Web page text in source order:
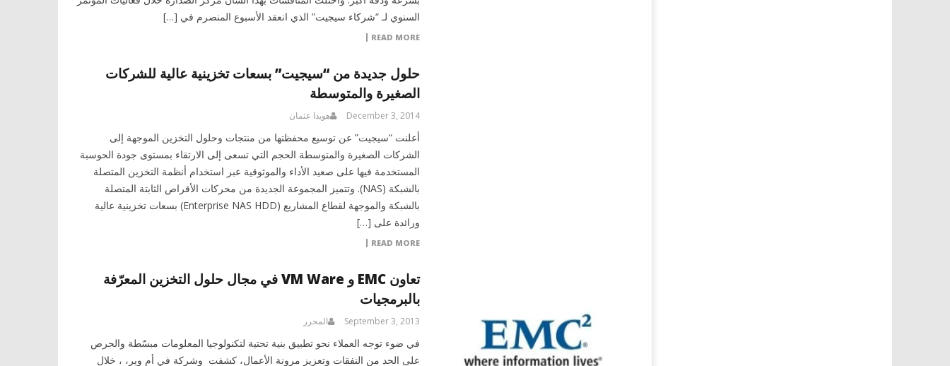
السنوي لـ “شركاء سيجيت” الذي انعقد الأسبوع المنصرم في […]
READ MORE
حلول جديدة من “سيجيت” بسعات تخزينية عالية للشركات
الصغيرة والمتوسطة
December 3, 2014 هويدا عثمان
أعلنت “سيجيت” عن توسيع محفظتها من منتجات وحلول التخزين الموجهة إلى
الشركات الصغيرة والمتوسطة الحجم التي تسعى إلى الارتقاء بمستوى جودة الحوسبة
المستخدمة فيها على صعيد الأداء والموثوقية عبر استخدام أنظمة التخزين المتصلة
بالشبكة (NAS). وتتميز المجموعة الجديدة من محركات الأقراص الثابتة المتصلة
بالشبكة والموجهة لقطاع المشاريع (Enterprise NAS HDD) بسعات تخزينية عالية
ورائدة على […]
READ MORE
تعاون EMC و VM Ware في مجال حلول التخزين المعرّفة
بالبرمجيات
September 3, 2013 المحرر
في ضوء توجه العملاء نحو تطبيق بنية تحتية لتكنولوجيا المعلومات مبسّطة والحرص
على الحد من النفقات وتعزيز مرونة الأعمال، كشفت وشركة في أم وير، ، خلال